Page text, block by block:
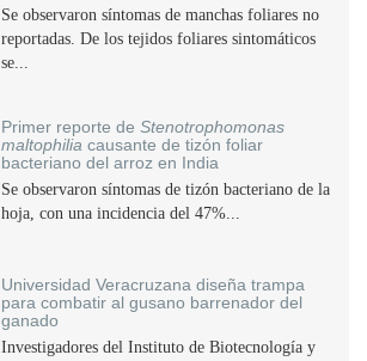
Se observaron síntomas de manchas foliares no
reportadas. De los tejidos foliares sintomáticos
se...
Primer reporte de Stenotrophomonas
maltophilia causante de tizón foliar
bacteriano del arroz en India
Se observaron síntomas de tizón bacteriano de la
hoja, con una incidencia del 47%...
Universidad Veracruzana diseña trampa
para combatir al gusano barrenador del
ganado
Investigadores del Instituto de Biotecnología y